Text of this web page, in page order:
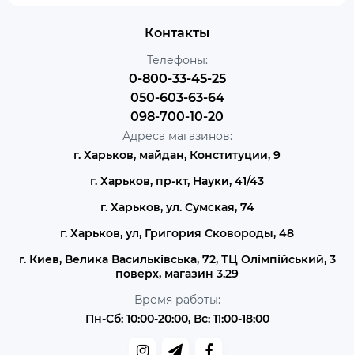
Контакты
Телефоны:
0-800-33-45-25
050-603-63-64
098-700-10-20
Адреса магазинов:
г. Харьков, майдан, Конституции, 9
г. Харьков, пр-кт, Науки, 41/43
г. Харьков, ул. Сумская, 74
г. Харьков, ул, Григория Сковороды, 48
г. Киев, Велика Васильківська, 72, ТЦ Олімпійський, 3
поверх, магазин 3.29
Время работы:
Пн-Сб: 10:00-20:00, Вс: 11:00-18:00